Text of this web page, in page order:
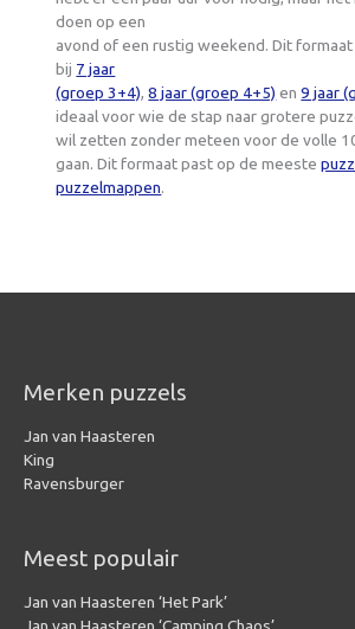
doen op een
avond of een rustig weekend. Dit
bij 7 jaar
(groep 3+4),8 jaar (groep 4+5) en9 jaar
ideaal voor wie de stap naar grotere
wil zetten zonder meteen voor de volle
gaan. Dit formaat past op de meeste
puzzelmappen.
Merken puzzels
Jan van Haasteren
King
Ravensburger
Meest populair
Jan van Haasteren ‘Het Park’